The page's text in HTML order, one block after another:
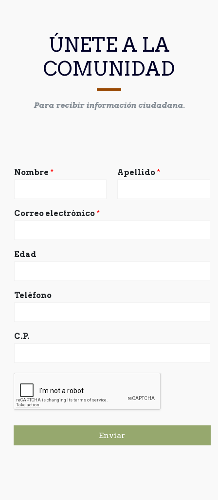
ÚNETE A LA
COMUNIDAD
Para recibir información ciudadana.
Nombre * Apellido *
Correo electrónico *
Edad
Teléfono
C.P.
Enviar